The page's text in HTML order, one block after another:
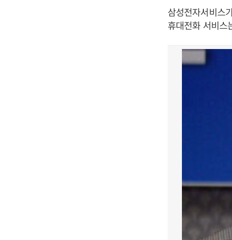
삼성전자서비스
휴대전화 서비스